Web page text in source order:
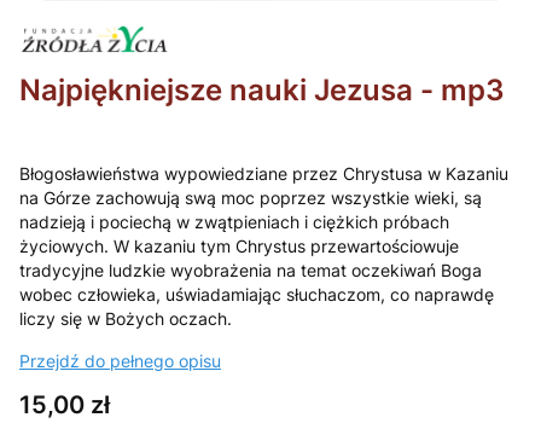
Najpiękniejsze nauki Jezusa - mp3
Błogosławieństwa wypowiedziane przez Chrystusa w Kazaniu
na Górze zachowują swą moc poprzez wszystkie wieki, są
nadzieją i pociechą w zwątpieniach i ciężkich próbach
życiowych. W kazaniu tym Chrystus przewartościowuje
tradycyjne ludzkie wyobrażenia na temat oczekiwań Boga
wobec człowieka, uświadamiając słuchaczom, co naprawdę
liczy się w Bożych oczach.
Przejdź do pełnego opisu
Cena
15,00 zł